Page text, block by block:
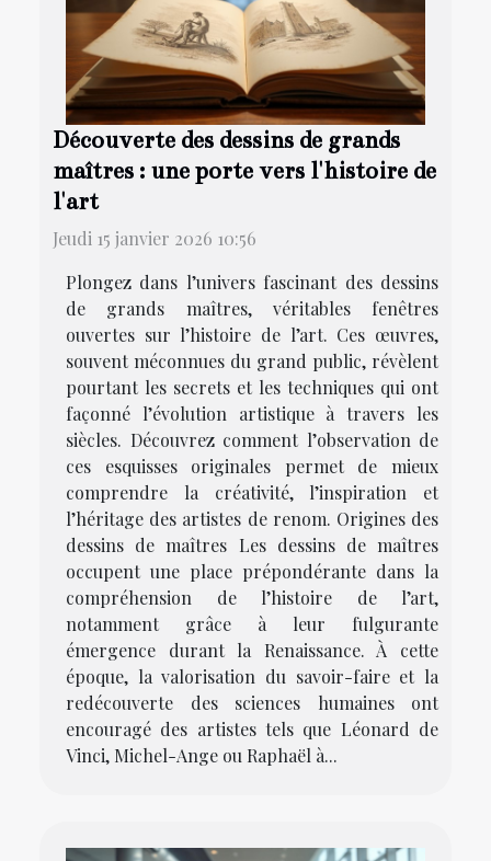
Découverte des dessins de grands
maîtres : une porte vers l'histoire de
l'art
Jeudi 15 janvier 2026 10:56
Plongez dans l’univers fascinant des dessins
de grands maîtres, véritables fenêtres
ouvertes sur l’histoire de l’art. Ces œuvres,
souvent méconnues du grand public, révèlent
pourtant les secrets et les techniques qui ont
façonné l’évolution artistique à travers les
siècles. Découvrez comment l’observation de
ces esquisses originales permet de mieux
comprendre la créativité, l’inspiration et
l’héritage des artistes de renom. Origines des
dessins de maîtres Les dessins de maîtres
occupent une place prépondérante dans la
compréhension de l’histoire de l’art,
notamment grâce à leur fulgurante
émergence durant la Renaissance. À cette
époque, la valorisation du savoir-faire et la
redécouverte des sciences humaines ont
encouragé des artistes tels que Léonard de
Vinci, Michel-Ange ou Raphaël à...